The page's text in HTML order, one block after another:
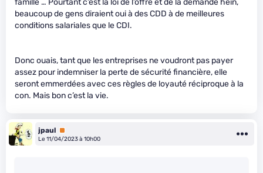
famille … Pourtant c’est la loi de l’offre et de la demande hein,
beaucoup de gens diraient oui à des CDD à de meilleures
conditions salariales que le CDI.
Donc ouais, tant que les entreprises ne voudront pas payer
assez pour indemniser la perte de sécurité financière, elle
seront emmerdées avec ces règles de loyauté réciproque à la
con. Mais bon c’est la vie.
jpaul Premium
Le 11/04/2023 à 10h00